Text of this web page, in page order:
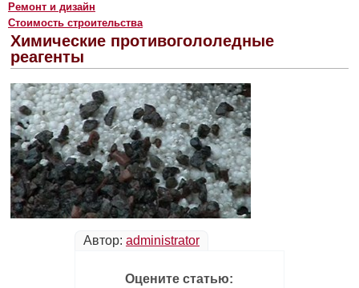
Ремонт и дизайн
Стоимость строительства
Химические противогололедные
реагенты
Автор: administrator
Оцените статью: